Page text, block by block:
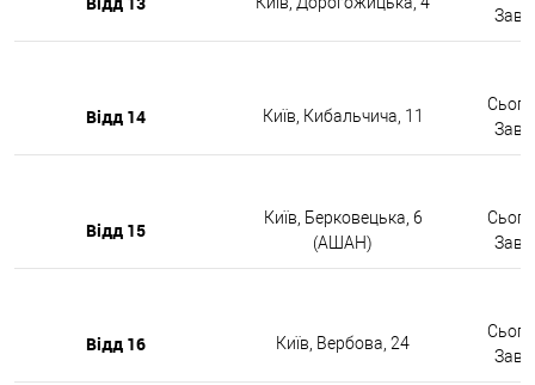
Відд 14 Київ, Кибальчича, 11
Відд 15
Київ, Берковецька, 6
(АШАН)
Відд 16 Київ, Вербова, 24